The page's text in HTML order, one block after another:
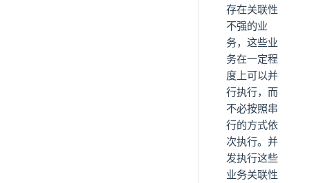
存在关联性
不强的业
务，这些业
务在一定程
度上可以并
行执行，而
不必按照串
行的方式依
次执行。并
发执行这些
业务关联性